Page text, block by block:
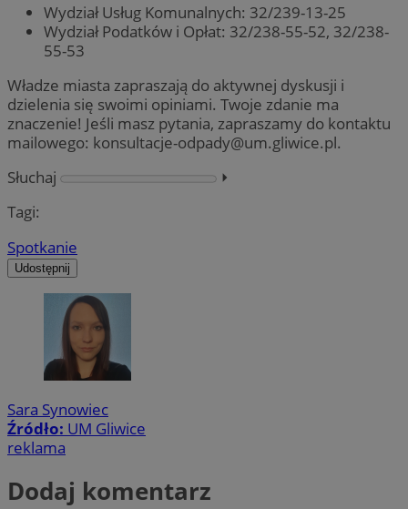
Wydział Usług Komunalnych: 32/239-13-25
Wydział Podatków i Opłat: 32/238-55-52, 32/238-
55-53
Władze miasta zapraszają do aktywnej dyskusji i
dzielenia się swoimi opiniami. Twoje zdanie ma
znaczenie! Jeśli masz pytania, zapraszamy do kontaktu
mailowego: konsultacje-odpady@um.gliwice.pl.
Słuchaj
⏵︎
Tagi:
Spotkanie
Udostępnij
Sara Synowiec
Źródło: UM Gliwice
reklama
Dodaj komentarz